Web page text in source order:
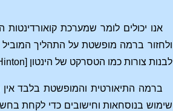
אנו יכולים לומר שמערכת
ולחזור ברמה מופשטת על התהליך
לבנות צורות כמו הטסרקט של הינטון [Hinton]. עם זאת, הטסרקט אינו גוף אמיתי, אלא רק הטלה של טסרקט אמיתי לתוך מרחב תלת ממדי.
ברמה התיאורטית והמופשטת בלבד
שימוש בנוסחאות וחישובים כדי לקחת